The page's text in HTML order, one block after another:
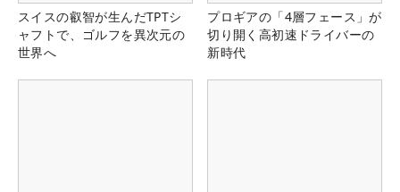
スイスの叡智が生んだTPTシ
ャフトで、ゴルフを異次元の
世界へ
プロギアの「4層フェース」が
切り開く高初速ドライバーの
新時代